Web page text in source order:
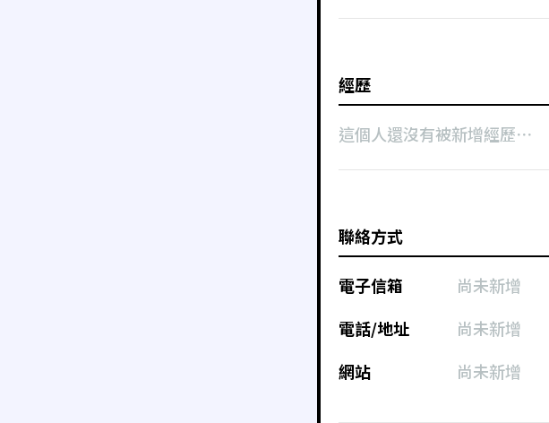
經歷
這個人還沒有被新增經歷⋯
聯絡方式
電子信箱
尚未新增
電話/地址
尚未新增
網站
尚未新增